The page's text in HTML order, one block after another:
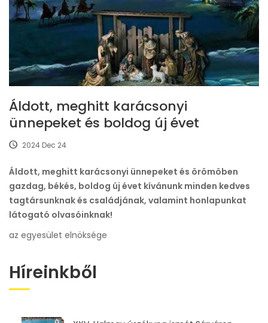
Áldott, meghitt karácsonyi
ünnepeket és boldog új évet
2024 Dec 24
Áldott, meghitt karácsonyi ünnepeket és örömöben
gazdag, békés, boldog új évet kívánunk minden kedves
tagtársunknak és családjának, valamint honlapunkat
látogató olvasóinknak!
az egyesület elnöksége
Híreinkből